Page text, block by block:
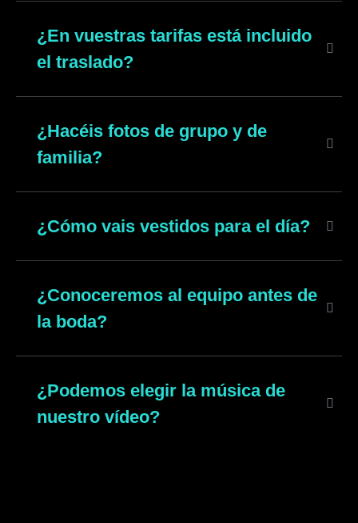
¿En vuestras tarifas está incluido
el traslado?
¿Hacéis fotos de grupo y de
familia?
¿Cómo vais vestidos para el día?
¿Conoceremos al equipo antes de
la boda?
¿Podemos elegir la música de
nuestro vídeo?